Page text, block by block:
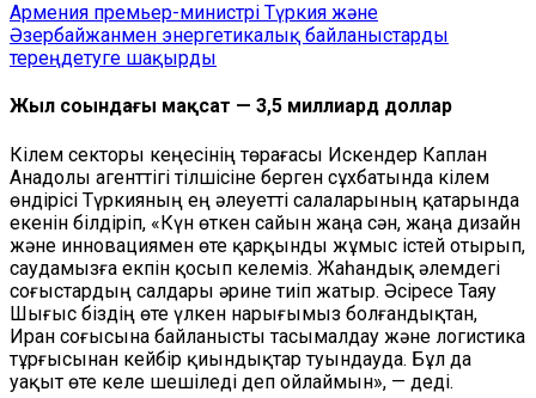
Армения премьер-министрі Түркия және
Әзербайжанмен энергетикалық байланыстарды
тереңдетуге шақырды
Жыл соңындағы мақсат — 3,5 миллиард доллар
Кілем секторы кеңесінің төрағасы Искендер Каплан
Анадолы агенттігі тілшісіне берген сұхбатында кілем
өндірісі Түркияның ең әлеуетті салаларының қатарында
екенін білдіріп, «Күн өткен сайын жаңа сән, жаңа дизайн
және инновациямен өте қарқынды жұмыс істей отырып,
саудамызға екпін қосып келеміз. Жаһандық әлемдегі
соғыстардың салдары әрине тиіп жатыр. Әсіресе Таяу
Шығыс біздің өте үлкен нарығымыз болғандықтан,
Иран соғысына байланысты тасымалдау және логистика
тұрғысынан кейбір қиындықтар туындауда. Бұл да
уақыт өте келе шешіледі деп ойлаймын», — деді.